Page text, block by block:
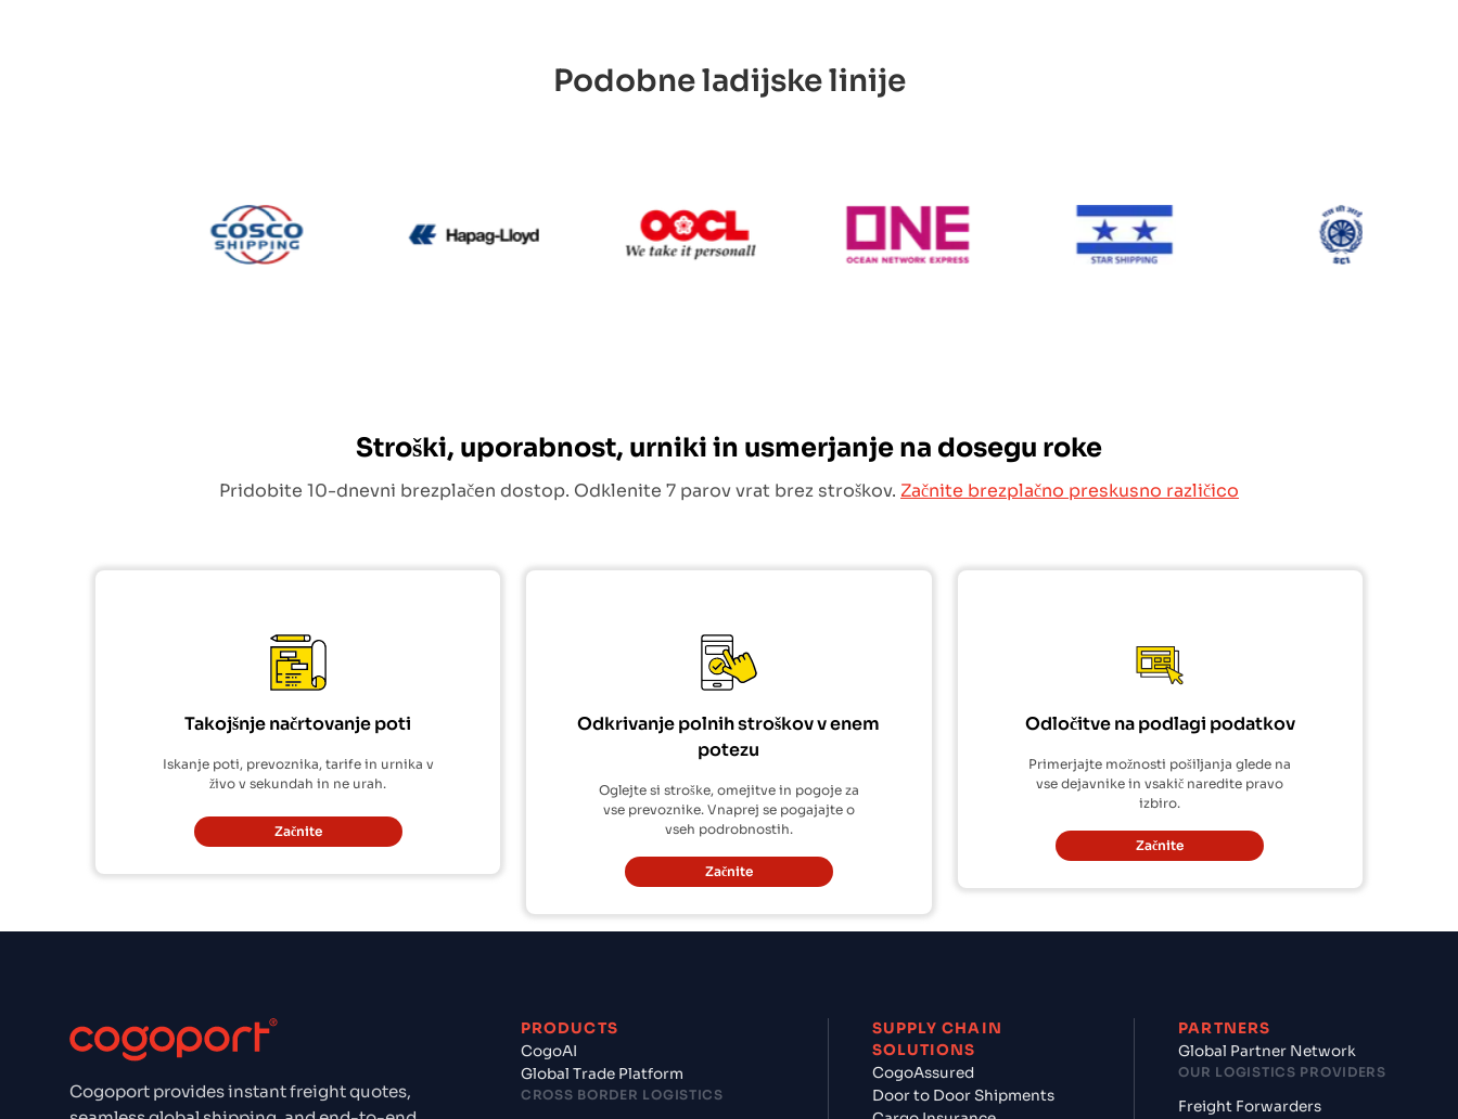
Podobne ladijske linije
ONE Line
Stroški, uporabnost, urniki in usmerjanje na dosegu roke
Pridobite 10-dnevni brezplačen dostop. Odklenite 7 parov vrat brez stroškov. Začnite brezplačno preskusno različico
Takojšnje načrtovanje poti
Iskanje poti, prevoznika, tarife in urnika v
živo v sekundah in ne urah.
Začnite
Odkrivanje polnih stroškov v enem
potezu
Oglejte si stroške, omejitve in pogoje za
vse prevoznike. Vnaprej se pogajajte o
vseh podrobnostih.
Začnite
Odločitve na podlagi podatkov
Primerjajte možnosti pošiljanja glede na
vse dejavnike in vsakič naredite pravo
izbiro.
Začnite
Cogoport provides instant freight quotes,
PRODUCTS
CogoAI
Global Trade Platform
CROSS BORDER LOGISTICS
SUPPLY CHAIN
SOLUTIONS
CogoAssured
Door to Door Shipments
PARTNERS
Global Partner Network
OUR LOGISTICS PROVIDERS
Freight Forwarders